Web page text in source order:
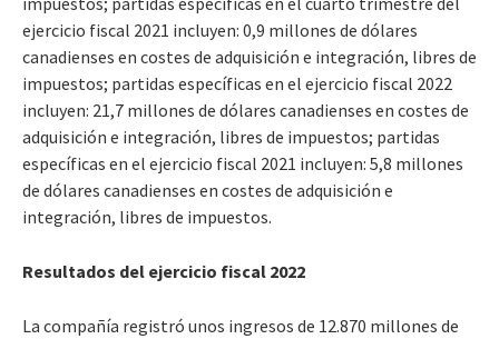
ejercicio fiscal 2021 incluyen: 0,9 millones de dólares
canadienses en costes de adquisición e integración, libres de
impuestos; partidas específicas en el ejercicio fiscal 2022
incluyen: 21,7 millones de dólares canadienses en costes de
adquisición e integración, libres de impuestos; partidas
específicas en el ejercicio fiscal 2021 incluyen: 5,8 millones
de dólares canadienses en costes de adquisición e
integración, libres de impuestos.
Resultados del ejercicio fiscal 2022
La compañía registró unos ingresos de 12.870 millones de